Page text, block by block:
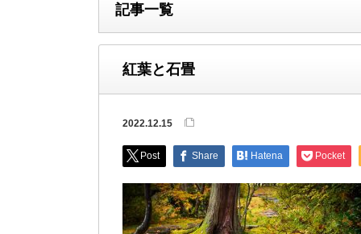
記事一覧
紅葉と石畳
2022.12.15
Post Share Hatena Pocket